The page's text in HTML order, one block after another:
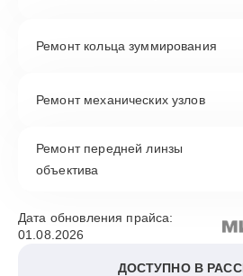
Ремонт кольца зуммирования
Ремонт механических узлов
Ремонт передней линзы
объектива
Дата обновления прайса:
01.08.2026
ДОСТУПНО В